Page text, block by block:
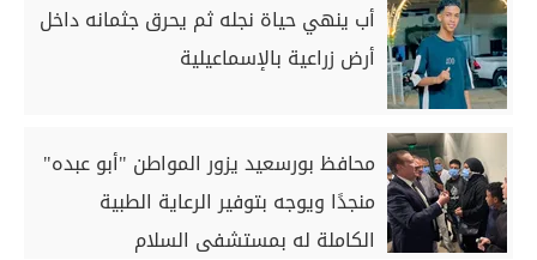
أب ينهي حياة نجله ثم يحرق جثمانه داخل
أرض زراعية بالإسماعيلية
محافظ بورسعيد يزور المواطن "أبو عبده"
منجدًا ويوجه بتوفير الرعاية الطبية
الكاملة له بمستشفى السلام